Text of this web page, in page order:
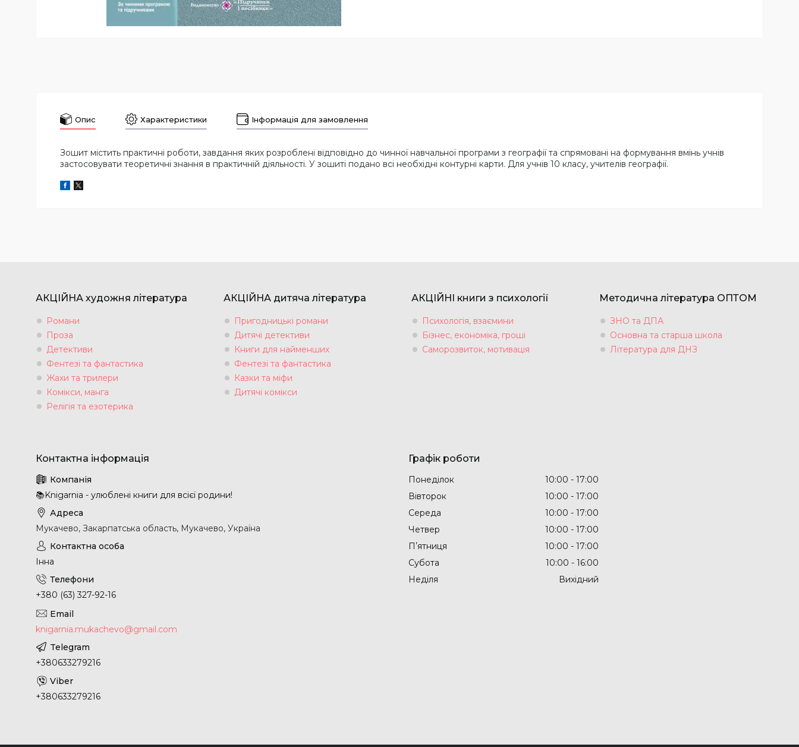
Опис Характеристики Інформація для замовлення
Зошит містить практичні роботи, завдання яких розроблені відповідно до чинної навчальної програми з географії та спрямовані на формування вмінь учнів
застосовувати теоретичні знання в практичній діяльності. У зошиті подано всі необхідні контурні карти. Для учнів 10 класу, учителів географії.
АКЦІЙНА художня література
Романи
Проза
Детективи
Фентезі та фантастика
Жахи та трилери
Комікси, манга
Релігія та езотерика
АКЦІЙНА дитяча література
Пригодницькі романи
Дитячі детективи
Книги для найменших
Фентезі та фантастика
Казки та міфи
Дитячі комікси
АКЦІЙНІ книги з психології
Психологія, взаємини
Бізнес, економіка, гроші
Саморозвиток, мотивація
Методична література ОПТОМ
ЗНО та ДПА
Основна та старша школа
Література для ДНЗ
📚Knigarnia - улюблені книги для всієї родини!
Мукачево, Закарпатська область, Мукачево, Україна
Інна
+380 (63) 327-92-16
knigarnia.mukachevo@gmail.com
+380633279216
+380633279216
Графік роботи
Понеділок 10:00
17:00
Вівторок
10:00
17:00
Середа
10:00
17:00
Четвер
10:00
17:00
Пʼятниця
10:00
17:00
Субота
10:00
16:00
Неділя
Вихідний